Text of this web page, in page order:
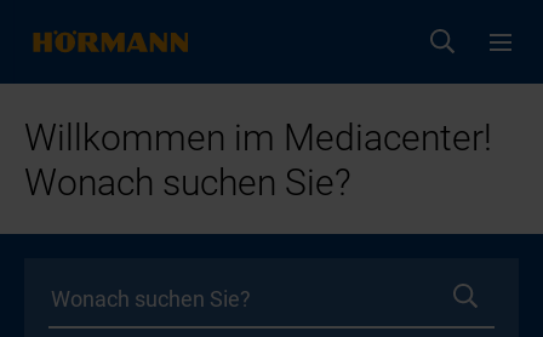
Willkommen im Mediacenter!
Wonach suchen Sie?